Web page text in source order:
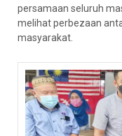
persamaan seluruh
melihat perbezaan
masyarakat.